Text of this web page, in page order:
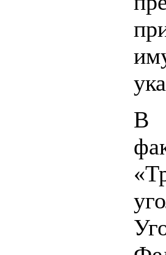
В